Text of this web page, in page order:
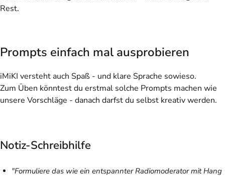
Rest.
Prompts einfach mal ausprobieren
iMiKI versteht auch Spaß - und klare Sprache sowieso.
Zum Üben könntest du erstmal solche Prompts machen wie
unsere Vorschläge - danach darfst du selbst kreativ werden.
Notiz-Schreibhilfe
"Formuliere das wie ein entspannter Radiomoderator mit Hang